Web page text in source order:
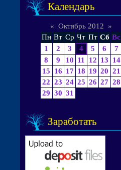
Календарь
« Октябрь 2012
»
Пн Вт Ср Чт Пт Сб Вс
1
2 3 4 5 6
7
8
9 10 11 12 13
14
15
16 17 18 19 20 21
22 23 24 25 26 27 28
29 30 31
Заработать